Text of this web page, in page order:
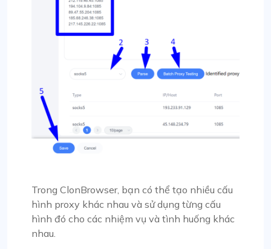
Trong ClonBrowser, bạn có thể tạo nhiều cấu
hình proxy khác nhau và sử dụng từng cấu
hình đó cho các nhiệm vụ và tình huống khác
nhau.